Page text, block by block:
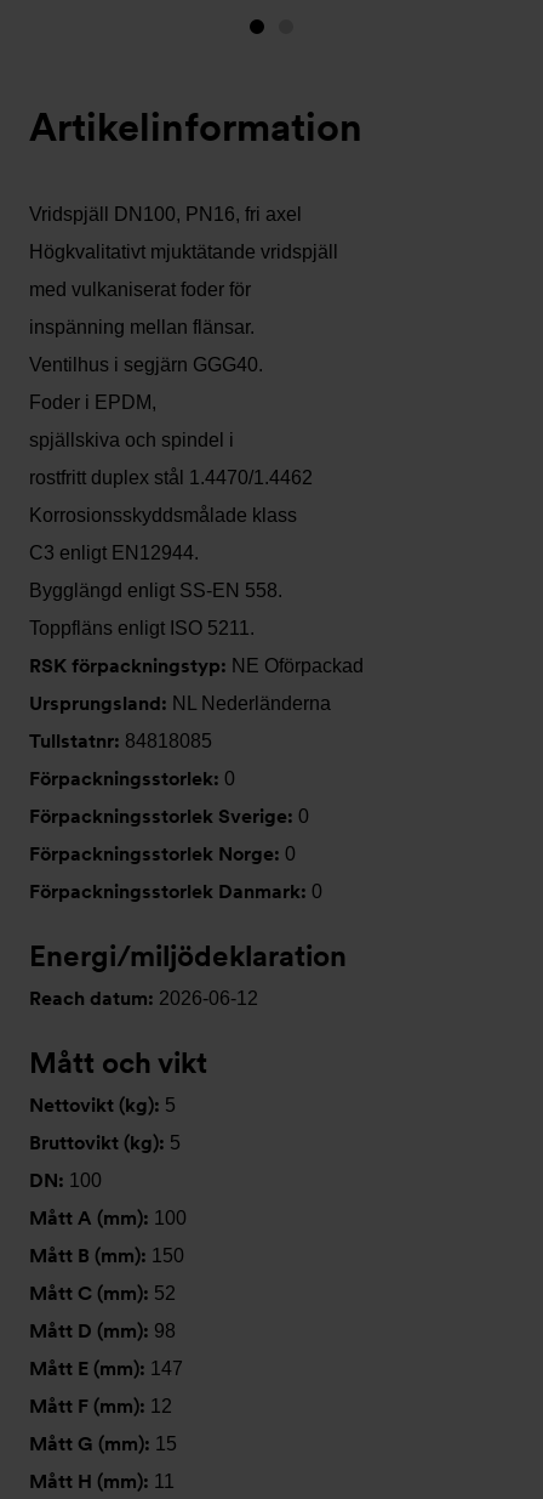
Bild
nu)
Artikelinformation
Vridspjäll DN100, PN16, fri axel
Högkvalitativt mjuktätande vridspjäll
med vulkaniserat foder för
inspänning mellan flänsar.
Ventilhus i segjärn GGG40.
Foder i EPDM,
spjällskiva och spindel i
rostfritt duplex stål 1.4470/1.4462
Korrosionsskyddsmålade klass
C3 enligt EN12944.
Bygglängd enligt SS-EN 558.
Toppfläns enligt ISO 5211.
RSK förpackningstyp: NE Oförpackad
Ursprungsland: NL Nederländerna
Tullstatnr: 84818085
Förpackningsstorlek: 0
Förpackningsstorlek Sverige: 0
Förpackningsstorlek Norge: 0
Förpackningsstorlek Danmark: 0
Energi/miljödeklaration
Reach datum: 2026-06-12
Mått och vikt
Nettovikt (kg): 5
Bruttovikt (kg): 5
DN: 100
Mått A (mm): 100
Mått B (mm): 150
Mått C (mm): 52
Mått D (mm): 98
Mått E (mm): 147
Mått F (mm): 12
Mått G (mm): 15
Mått H (mm): 11